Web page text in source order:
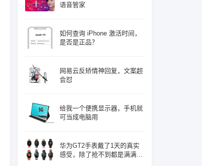
语音管家
如何查询 iPhone 激活时间，
是否是正品？
网易云反矫情神回复，文案超
会怼
给我一个便携显示器，手机就
可当成电脑用
华为GT2手表戴了1天的真实
感受，除了抢不到都是满满的